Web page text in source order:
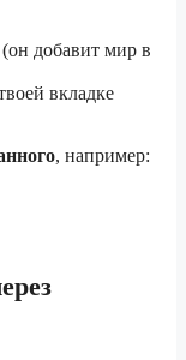
(он добавит мир в
вкладке
, например: